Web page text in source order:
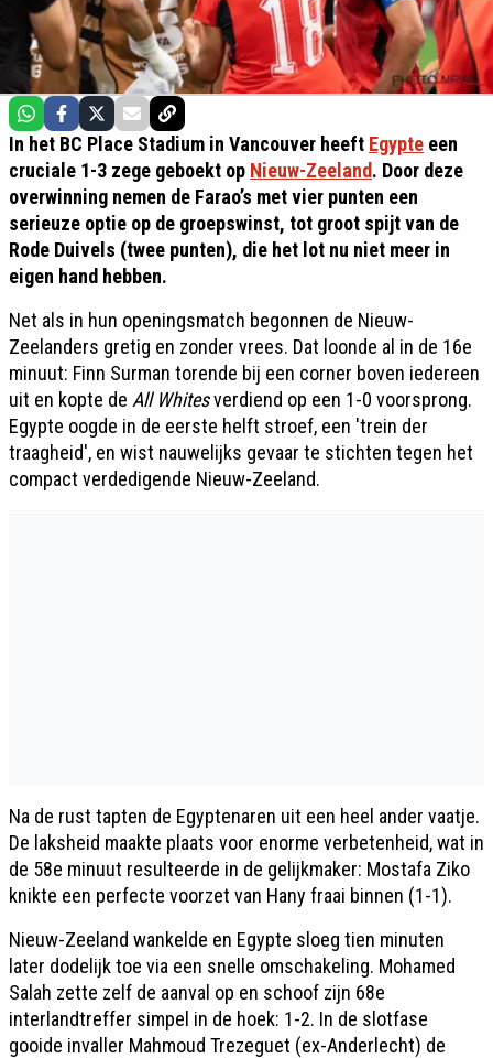
In het BC Place Stadium in Vancouver heeft Egypte een
cruciale 1-3 zege geboekt op Nieuw-Zeeland. Door deze
overwinning nemen de Farao’s met vier punten een
serieuze optie op de groepswinst, tot groot spijt van de
Rode Duivels (twee punten), die het lot nu niet meer in
eigen hand hebben.
Net als in hun openingsmatch begonnen de Nieuw-
Zeelanders gretig en zonder vrees. Dat loonde al in de 16e
minuut: Finn Surman torende bij een corner boven iedereen
uit en kopte de All Whitesverdiend op een 1-0 voorsprong.
Egypte oogde in de eerste helft stroef, een 'trein der
traagheid', en wist nauwelijks gevaar te stichten tegen het
compact verdedigende Nieuw-Zeeland.
Na de rust tapten de Egyptenaren uit een heel ander vaatje.
De laksheid maakte plaats voor enorme verbetenheid, wat in
de 58e minuut resulteerde in de gelijkmaker: Mostafa Ziko
knikte een perfecte voorzet van Hany fraai binnen (1-1).
Nieuw-Zeeland wankelde en Egypte sloeg tien minuten
later dodelijk toe via een snelle omschakeling. Mohamed
Salah zette zelf de aanval op en schoof zijn 68e
interlandtreffer simpel in de hoek: 1-2. In de slotfase
gooide invaller Mahmoud Trezeguet (ex-Anderlecht) de